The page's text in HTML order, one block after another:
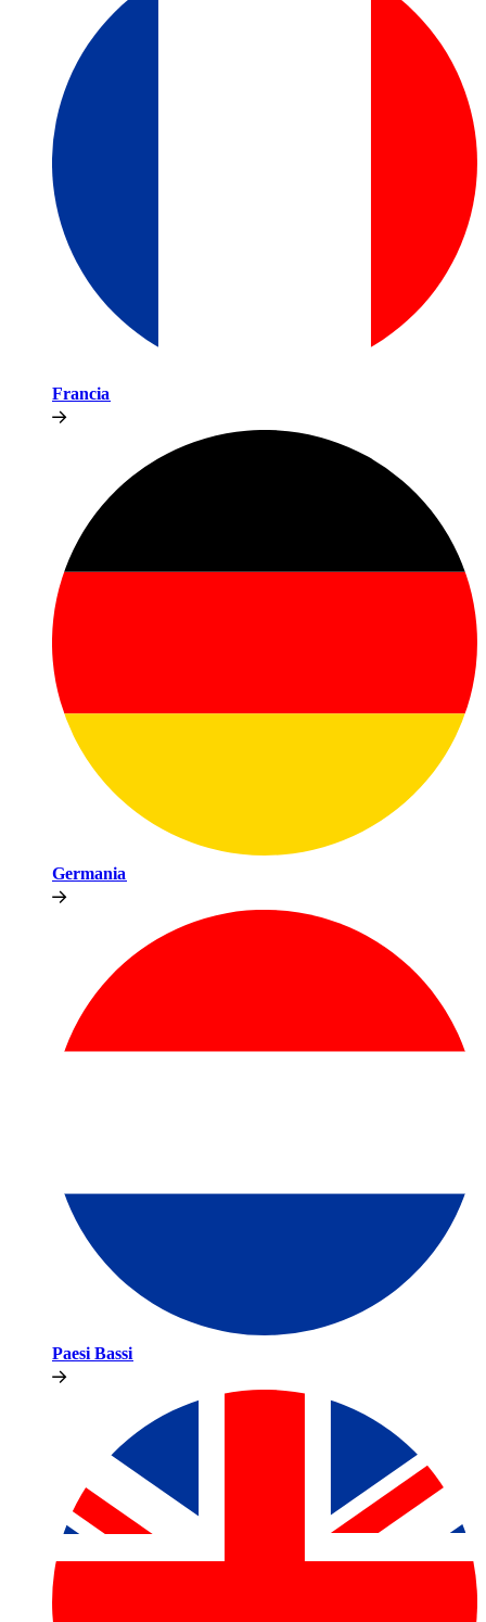
Francia​​
Germania​​
Paesi Bassi​​